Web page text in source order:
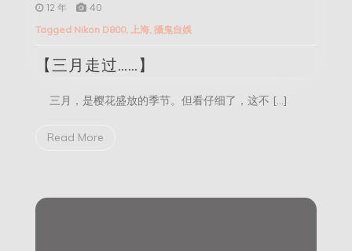
走
12 年 40
Tagged Nikon D800, 上海, 攝鬼自娛
【三月走过……】
三月，是樱花盛放的季节。但看仔细了，这不 […]
Read More